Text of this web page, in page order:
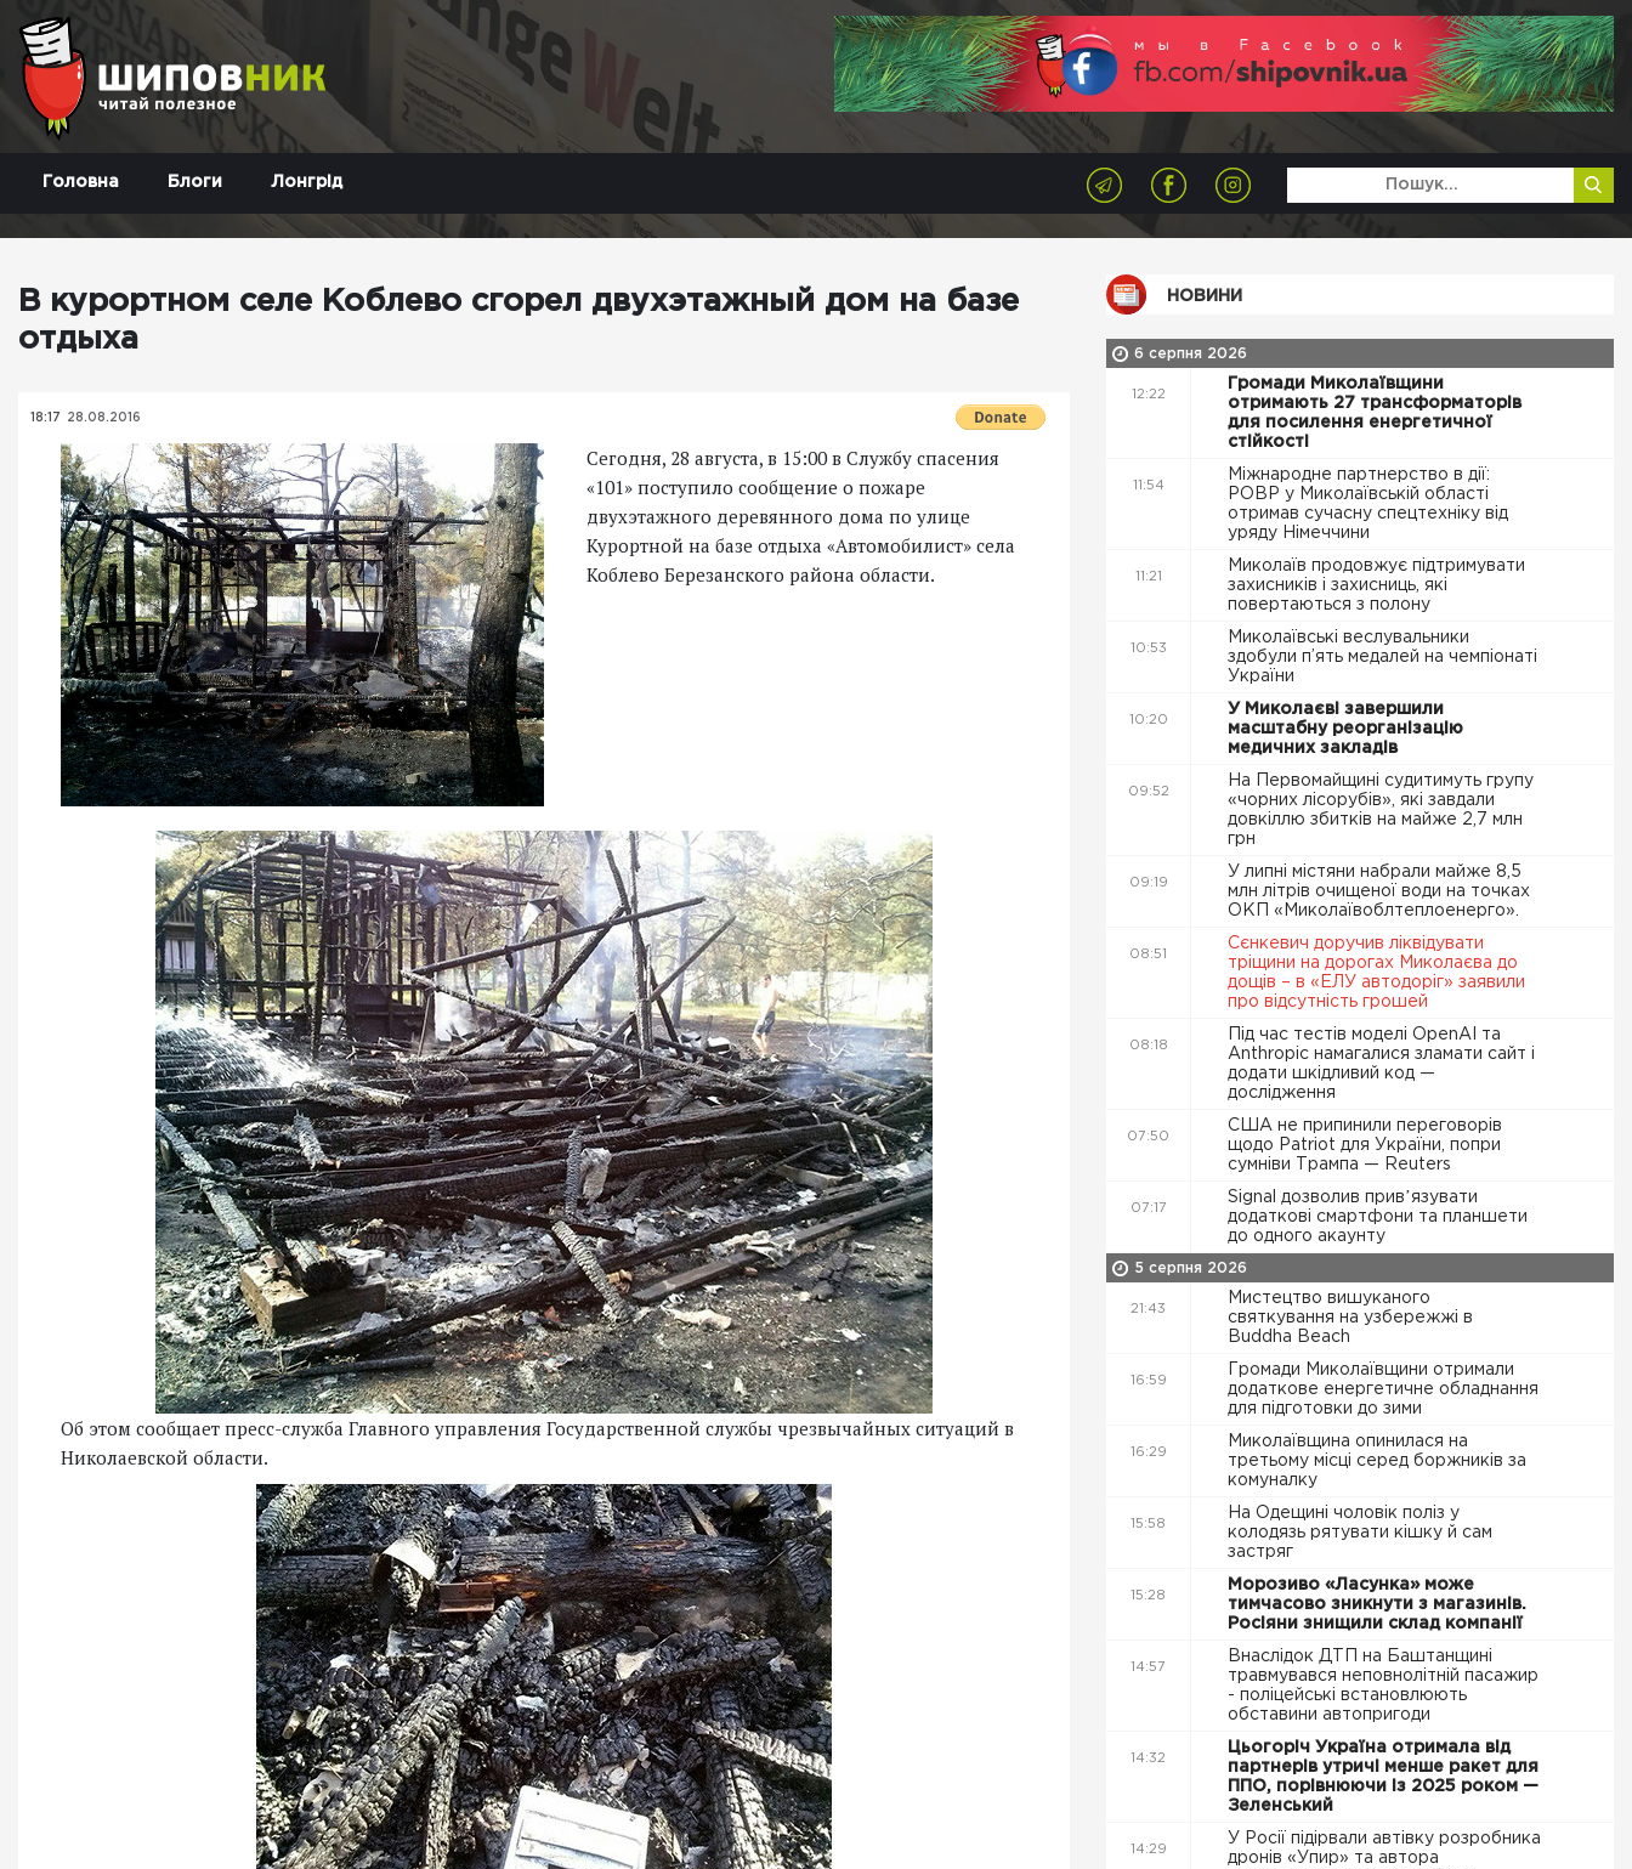
Головна Блоги Лонгрід
В курортном селе Коблево сгорел двухэтажный дом на базе
отдыха
18:17 28.08.2016
Сегодня, 28 августа, в 15:00 в Службу спасения
«101» поступило сообщение о пожаре
двухэтажного деревянного дома по улице
Курортной на базе отдыха «Автомобилист» села
Коблево Березанского района области.
Об этом сообщает пресс-служба Главного управления Государственной службы чрезвычайных ситуаций в
Николаевской области.
НОВИНИ
6 серпня 2026
12:22
Громади Миколаївщини
отримають 27 трансформаторів
для посилення енергетичної
стійкості
11:54
Міжнародне партнерство в дії:
РОВР у Миколаївській області
отримав сучасну спецтехніку від
уряду Німеччини
11:21
Миколаїв продовжує підтримувати
захисників і захисниць, які
повертаються з полону
10:53
Миколаївські веслувальники
здобули п’ять медалей на чемпіонаті
України
10:20
У Миколаєві завершили
масштабну реорганізацію
медичних закладів
09:52
На Первомайщині судитимуть групу
«чорних лісорубів», які завдали
довкіллю збитків на майже 2,7 млн
грн
09:19
У липні містяни набрали майже 8,5
млн літрів очищеної води на точках
ОКП «Миколаївоблтеплоенерго».
08:51
Сєнкевич доручив ліквідувати
тріщини на дорогах Миколаєва до
дощів – в «ЕЛУ автодоріг» заявили
про відсутність грошей
08:18
Під час тестів моделі OpenAI та
Anthropic намагалися зламати сайт і
додати шкідливий код —
дослідження
07:50
США не припинили переговорів
щодо Patriot для України, попри
сумніви Трампа — Reuters
07:17
Signal дозволив привʼязувати
додаткові смартфони та планшети
до одного акаунту
5 серпня 2026
21:43
Мистецтво вишуканого
святкування на узбережжі в
Buddha Beach
16:59
Громади Миколаївщини отримали
додаткове енергетичне обладнання
для підготовки до зими
16:29
Миколаївщина опинилася на
третьому місці серед боржників за
комуналку
15:58
На Одещині чоловік поліз у
колодязь рятувати кішку й сам
застряг
15:28
Морозиво «Ласунка» може
тимчасово зникнути з магазинів.
Росіяни знищили склад компанії
14:57
Внаслідок ДТП на Баштанщині
травмувався неповнолітній пасажир
- поліцейські встановлюють
обставини автопригоди
14:32
Цьогоріч Україна отримала від
партнерів утричі менше ракет для
ППО, порівнюючи із 2025 роком —
Зеленський
14:29
У Росії підірвали автівку розробника
дронів «Упир» та автора